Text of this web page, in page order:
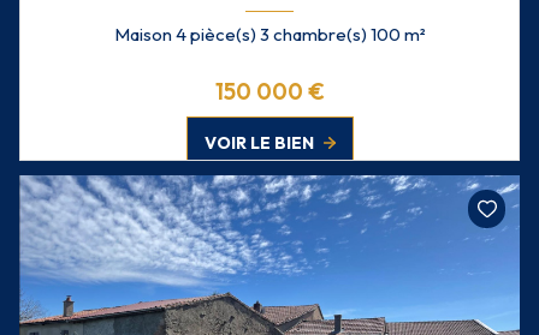
Maison 4 pièce(s) 3 chambre(s) 100 m²
150 000 €
VOIR LE BIEN